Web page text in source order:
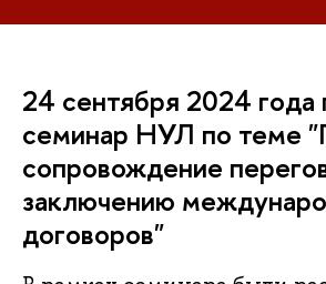
24 сентября 2024
семинар НУЛ по теме
сопровождение
заключению
договоров"